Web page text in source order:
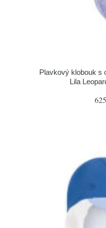
Plavkový klobouk s
Lila